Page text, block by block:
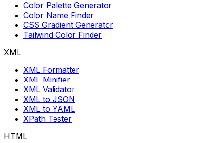
Color Palette Generator
Color Name Finder
CSS Gradient Generator
Tailwind Color Finder
XML
XML Formatter
XML Minifier
XML Validator
XML to JSON
XML to YAML
XPath Tester
HTML